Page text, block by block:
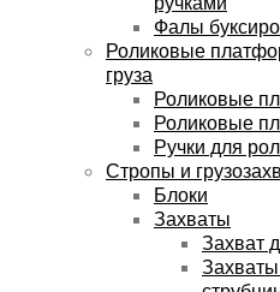
Фалы
Роликовые
груза
Роликовые
Роликовые
Ручки для
Стропы и
Блоки
Захваты
Захват